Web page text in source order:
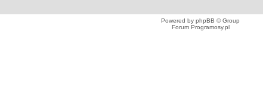
Powered by phpBB © Group
Forum Programosy.pl